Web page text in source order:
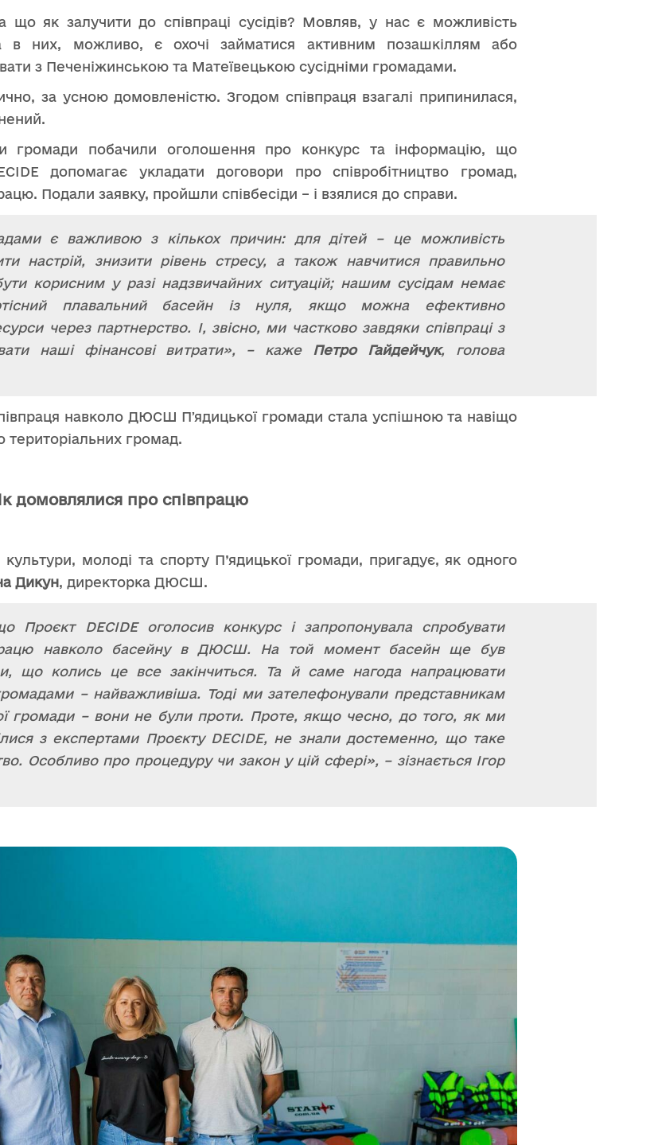
як залучити до співпраці сусідів? Мовляв, у нас є можливість
в них, можливо, є охочі займатися активним позашкіллям або
з Печеніжинською та Матеївецькою сусідніми громадами.
за усною домовленістю. Згодом співпраця взагалі припинилася,
громади побачили оголошення про конкурс та інформацію, що
допомагає укладати договори про співробітництво громад,
Подали заявку, пройшли співбесіди – і взялися до справи.
є важливою з кількох причин: для дітей – це можливість
настрій, знизити рівень стресу, а також навчитися правильно
корисним у разі надзвичайних ситуацій; нашим сусідам немає
плавальний басейн із нуля, якщо можна ефективно
через партнерство. І, звісно, ми частково завдяки співпраці з
наші фінансові витрати», – каже Петро Гайдейчук, голова
навколо ДЮСШ Пʼядицької громади стала успішною та навіщо
територіальних громад.
домовлялися про співпрацю
культури, молоді та спорту П’ядицької громади, пригадує, як одного
Дикун, директорка ДЮСШ.
Проєкт DECIDE оголосив конкурс і запропонувала спробувати
навколо басейну в ДЮСШ. На той момент басейн ще був
що колись це все закінчиться. Та й саме нагода напрацювати
– найважливіша. Тоді ми зателефонували представникам
громади – вони не були проти. Проте, якщо чесно, до того, як ми
з експертами Проєкту DECIDE, не знали достеменно, що таке
Особливо про процедуру чи закон у цій сфері», – зізнається Ігор